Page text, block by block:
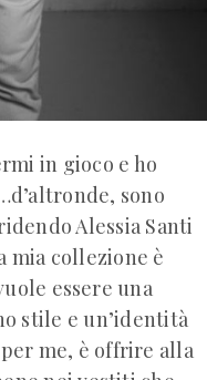
in gioco e ho
sono
Alessia Santi
mia collezione è
essere una
stile e un’identità
me, è offrire alla